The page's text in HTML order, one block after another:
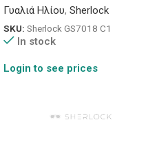
Γυαλιά Ηλίου, Sherlock
SKU: Sherlock GS7018 C1
In stock
Login to see prices